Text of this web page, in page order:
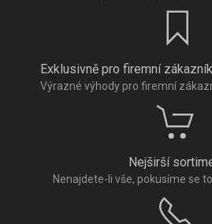
Exklusivně pro firemní
Výrazné výhody pro firemní
Nejširší
Nenajdete-li vše, pokusíme se